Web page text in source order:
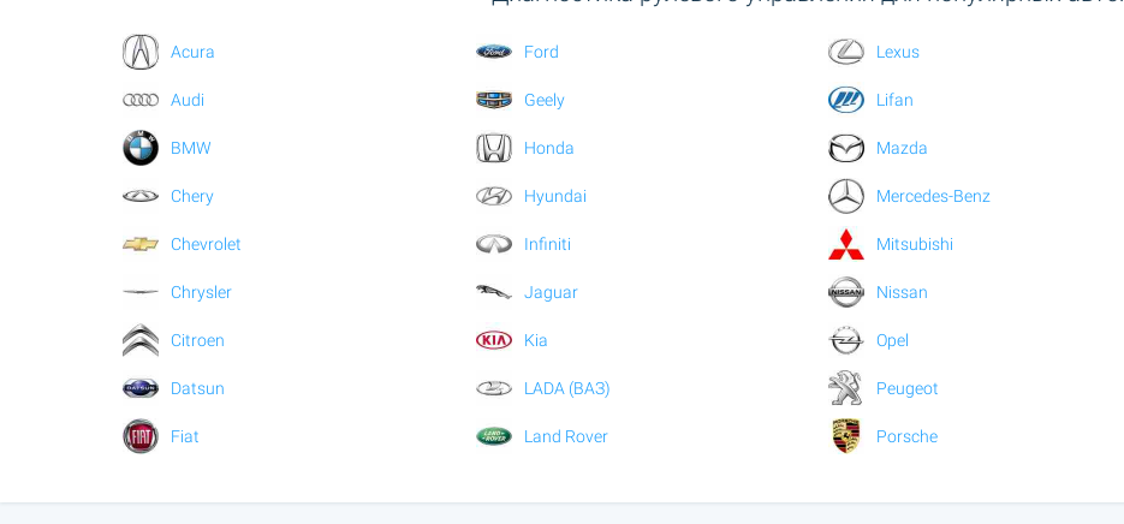
Acura
Audi
BMW
Chery
Chevrolet
Chrysler
Citroen
Datsun
Fiat
Ford
Geely
Honda
Hyundai
Infiniti
Jaguar
Kia
LADA (ВАЗ)
Land Rover
Lexus
Lifan
Mazda
Mercedes-Benz
Mitsubishi
Nissan
Opel
Peugeot
Porsche